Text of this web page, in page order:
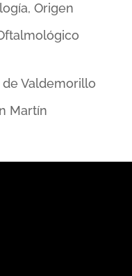
Origen
de Valdemorillo
Martín